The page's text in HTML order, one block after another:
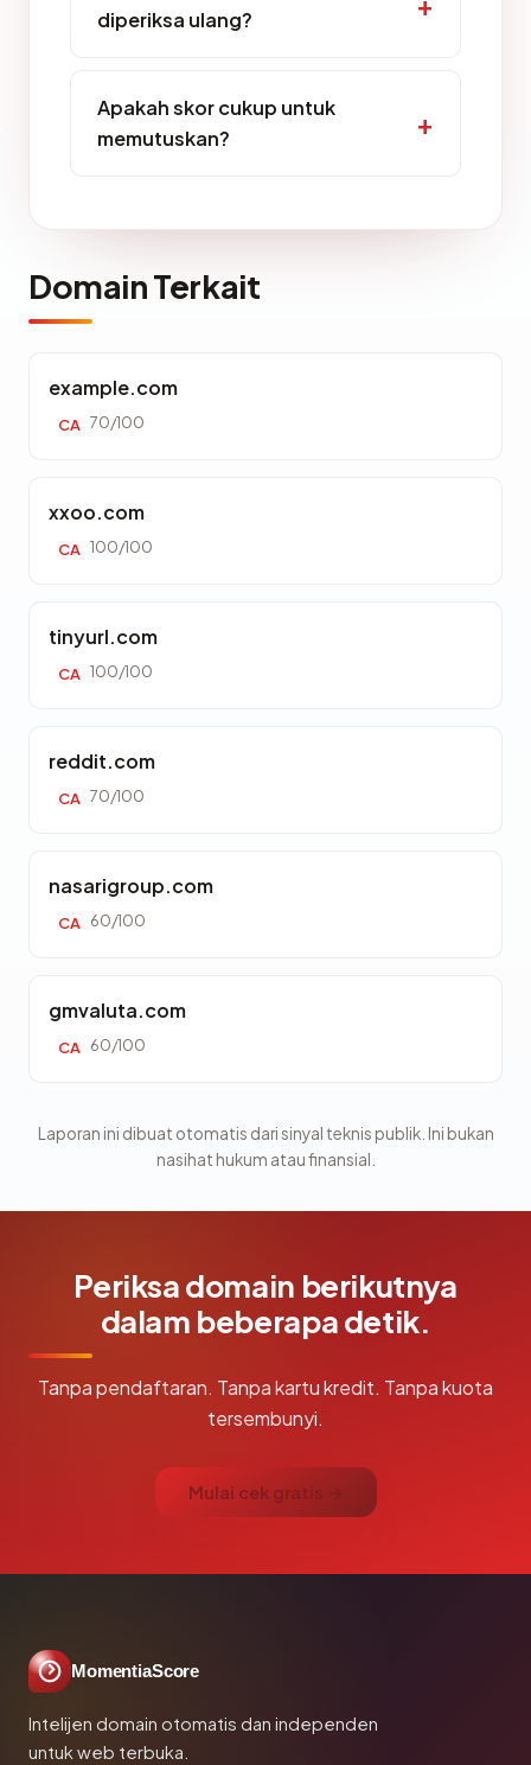
diperiksa ulang?
Apakah skor cukup untuk
memutuskan?
Domain Terkait
example.com
CA 70/100
xxoo.com
CA 100/100
tinyurl.com
CA 100/100
reddit.com
CA 70/100
nasarigroup.com
CA 60/100
gmvaluta.com
CA 60/100
Laporan ini dibuat otomatis dari sinyal teknis publik. Ini bukan
nasihat hukum atau finansial.
Periksa domain berikutnya
dalam beberapa detik.
Tanpa pendaftaran. Tanpa kartu kredit. Tanpa kuota
tersembunyi.
Mulai cek gratis →
MomentiaScore
Intelijen domain otomatis dan independen
untuk web terbuka.